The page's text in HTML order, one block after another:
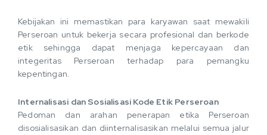
Kebijakan ini memastikan para karyawan saat mewakili
Perseroan untuk bekerja secara profesional dan berkode
etik sehingga dapat menjaga kepercayaan dan
integeritas Perseroan terhadap para pemangku
kepentingan.
Internalisasi dan Sosialisasi Kode Etik Perseroan
Pedoman dan arahan penerapan etika Perseroan
disosialisasikan dan diinternalisasikan melalui semua jalur